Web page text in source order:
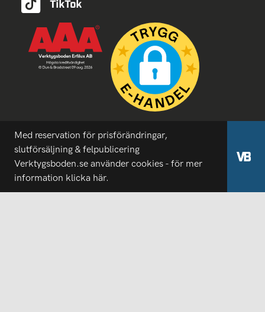
Med reservation för prisförändringar,
slutförsäljning & felpublicering
Verktygsboden.se använder cookies - för mer
information klicka här.